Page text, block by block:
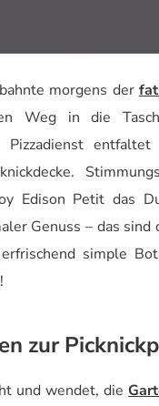
morgens der
Weg in die
Pizzadienst
Edison Petit das
Genuss – das sind
simple
zur
und wendet, die